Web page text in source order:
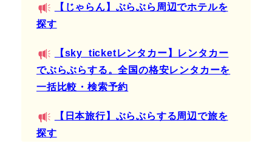
【じゃらん】ぶらぶら周辺でホテルを
探す
【sky_ticketレンタカー】レンタカー
でぶらぶらする。全国の格安レンタカーを
一括比較・検索予約
【日本旅行】ぶらぶらする周辺で旅を
探す